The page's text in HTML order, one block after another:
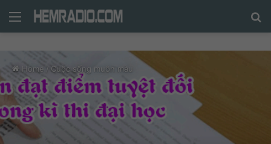
Menu
Home / Cuộc sống muôn màu